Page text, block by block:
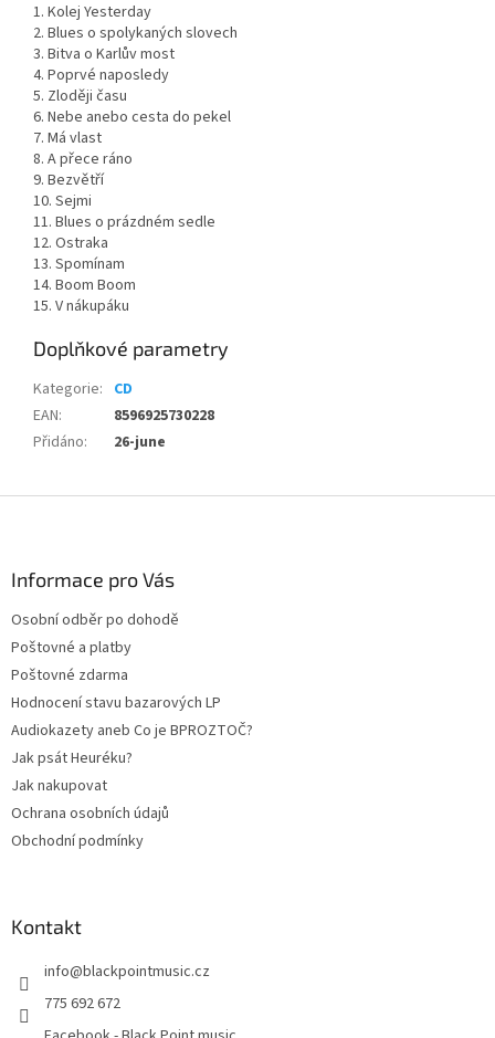
1. Kolej Yesterday
2. Blues o spolykaných slovech
3. Bitva o Karlův most
4. Poprvé naposledy
5. Zloději času
6. Nebe anebo cesta do pekel
7. Má vlast
8. A přece ráno
9. Bezvětří
10. Sejmi
11. Blues o prázdném sedle
12. Ostraka
13. Spomínam
14. Boom Boom
15. V nákupáku
Doplňkové parametry
Kategorie: CD
EAN:
8596925730228
Přidáno: 26-june
Informace pro Vás
Osobní odběr po dohodě
Poštovné a platby
Poštovné zdarma
Hodnocení stavu bazarových LP
Audiokazety aneb Co je BPROZTOČ?
Jak psát Heuréku?
Jak nakupovat
Ochrana osobních údajů
Obchodní podmínky
Kontakt
info@blackpointmusic.cz
775 692 672